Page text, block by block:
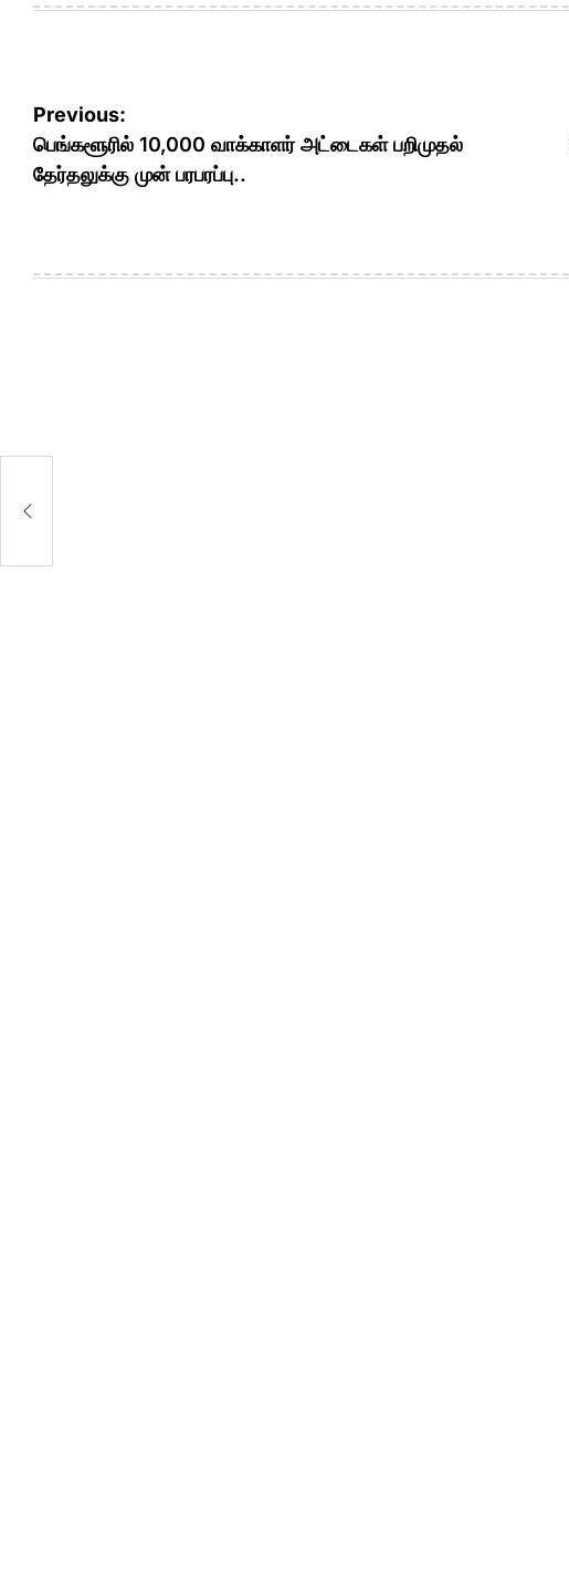
Post
navigation
Previous:
பெங்களூரில் 10,000 வாக்காளர் அட்டைகள் பறிமுதல்
தேர்தலுக்கு முன் பரபரப்பு..